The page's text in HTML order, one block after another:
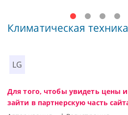
Климатическая техника
LG
Для того, чтобы увидеть цены
зайти в партнерскую часть